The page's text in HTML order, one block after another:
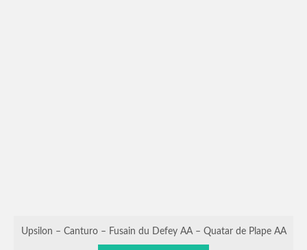
Upsilon – Canturo – Fusain du Defey AA – Quatar de Plape AA